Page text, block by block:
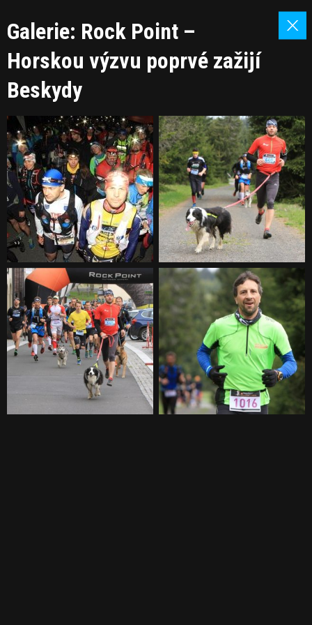
Galerie: Rock Point –
Horskou výzvu poprvé zažijí
Beskydy